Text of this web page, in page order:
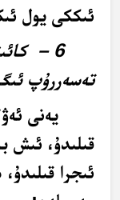
ئىككى يول
6 –
تەسەررۇپ
يەنى
قىلىدۇ، ئىش
ئىجرا